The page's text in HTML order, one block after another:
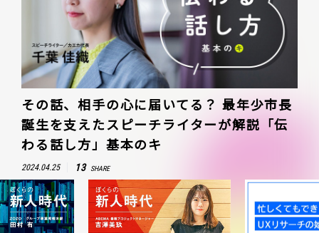
その話、相手の心に届いてる？ 最年少市長
誕生を支えたスピーチライターが解説「伝
わる話し方」基本のキ
2024.04.25 13 SHARE